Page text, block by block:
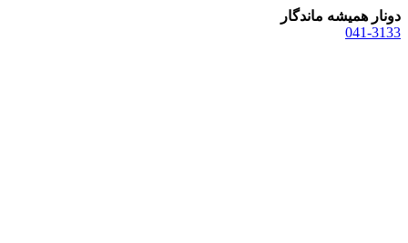
دونار همیشه ماندگار
041-3133